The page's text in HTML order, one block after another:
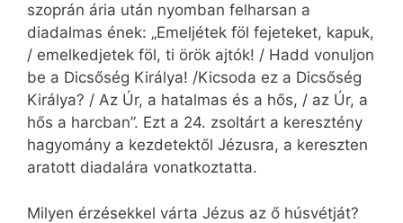
szoprán ária után nyomban felharsan a
diadalmas ének: „Emeljétek föl fejeteket, kapuk,
/ emelkedjetek föl, ti örök ajtók! / Hadd vonuljon
be a Dicsőség Királya! /Kicsoda ez a Dicsőség
Királya? / Az Úr, a hatalmas és a hős, / az Úr, a
hős a harcban”. Ezt a 24. zsoltárt a keresztény
hagyomány a kezdetektől Jézusra, a kereszten
aratott diadalára vonatkoztatta.
Milyen érzésekkel várta Jézus az ő húsvétját?